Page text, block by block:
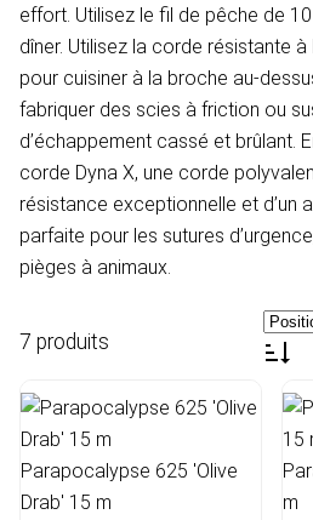
effort. Utilisez le fil de pêche de
dîner. Utilisez la corde résistante à
pour cuisiner à la broche au-
fabriquer des scies à friction ou
d’échappement cassé et brûlant.
corde Dyna X, une corde
résistance exceptionnelle et d’un
parfaite pour les sutures
pièges à animaux.
7 produits
Parapocalypse 625 'Olive
Drab' 15 m
m